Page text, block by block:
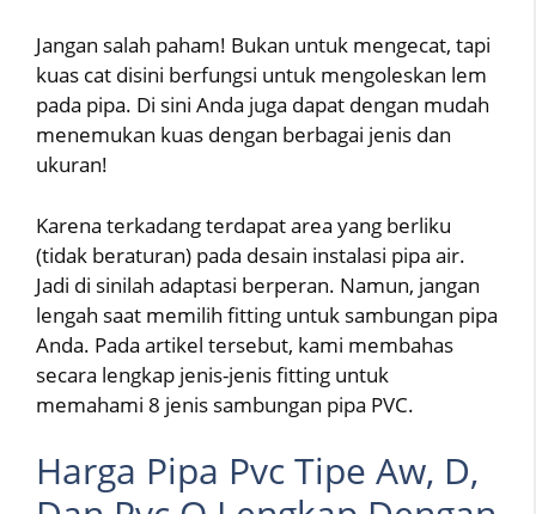
Jangan salah paham! Bukan untuk mengecat, tapi
kuas cat disini berfungsi untuk mengoleskan lem
pada pipa. Di sini Anda juga dapat dengan mudah
menemukan kuas dengan berbagai jenis dan
ukuran!
Karena terkadang terdapat area yang berliku
(tidak beraturan) pada desain instalasi pipa air.
Jadi di sinilah adaptasi berperan. Namun, jangan
lengah saat memilih fitting untuk sambungan pipa
Anda. Pada artikel tersebut, kami membahas
secara lengkap jenis-jenis fitting untuk
memahami 8 jenis sambungan pipa PVC.
Harga Pipa Pvc Tipe Aw, D,